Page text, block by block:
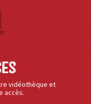
vidéothèque et
accès.